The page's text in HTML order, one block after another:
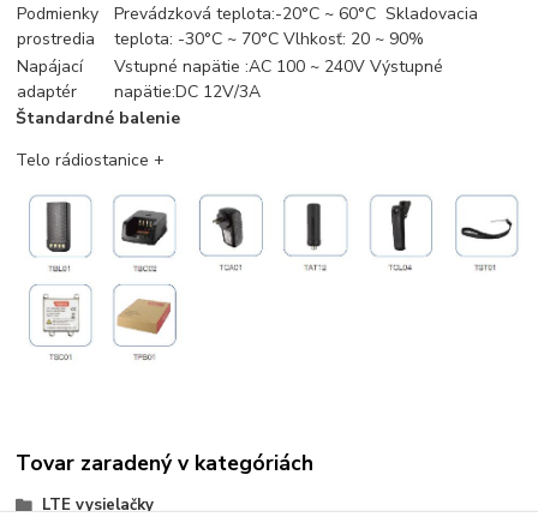
Podmienky
prostredia
Prevádzková teplota:-20°C ~ 60°C Skladovacia
teplota: -30°C ~ 70°C Vlhkosť: 20 ~ 90%
Napájací
adaptér
Vstupné napätie :AC 100 ~ 240V Výstupné
napätie:DC 12V/3A
Štandardné balenie
Telo rádiostanice +
Tovar zaradený v kategóriách
LTE vysielačky